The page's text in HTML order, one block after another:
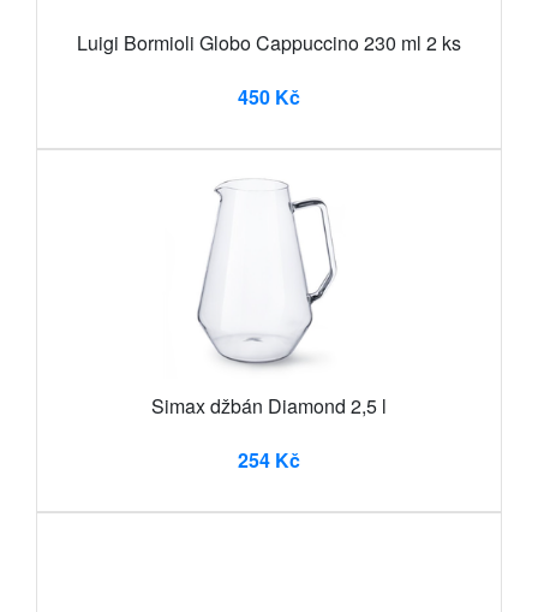
Luigi Bormioli Globo Cappuccino 230 ml 2 ks
450 Kč
Simax džbán Diamond 2,5 l
254 Kč